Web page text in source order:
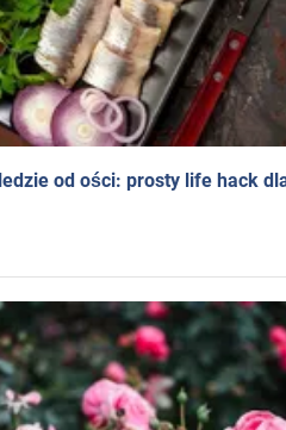
od ości: prosty life hack